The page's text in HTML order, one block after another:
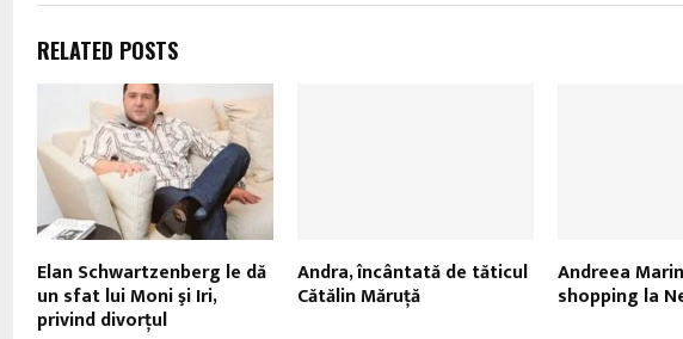
RELATED POSTS
Elan Schwartzenberg le dă
un sfat lui Moni şi Iri,
privind divorțul
Andra, încântată de tăticul
Cătălin Măruţă
Andreea
shopping la